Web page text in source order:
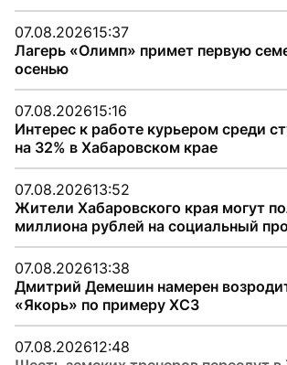
07.08.202615:37
Лагерь «Олимп» примет первую
осенью
07.08.202615:16
Интерес к работе курьером среди
на 32% в Хабаровском крае
07.08.202613:52
Жители Хабаровского края могут
миллиона рублей на социальный
07.08.202613:38
Дмитрий Демешин намерен
«Якорь» по примеру ХСЗ
07.08.202612:48